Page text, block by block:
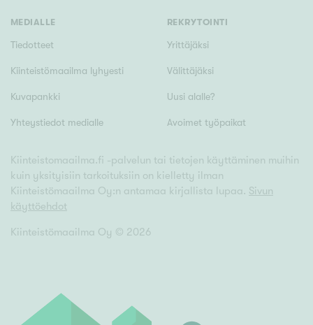
MEDIALLE
Tiedotteet
Kiinteistömaailma lyhyesti
Kuvapankki
Yhteystiedot medialle
REKRYTOINTI
Yrittäjäksi
Välittäjäksi
Uusi alalle?
Avoimet työpaikat
Kiinteistomaailma.fi -palvelun tai tietojen käyttäminen muihin
kuin yksityisiin tarkoituksiin on kielletty ilman
Kiinteistömaailma Oy:n antamaa kirjallista lupaa. Sivun
käyttöehdot
Kiinteistömaailma Oy © 2026